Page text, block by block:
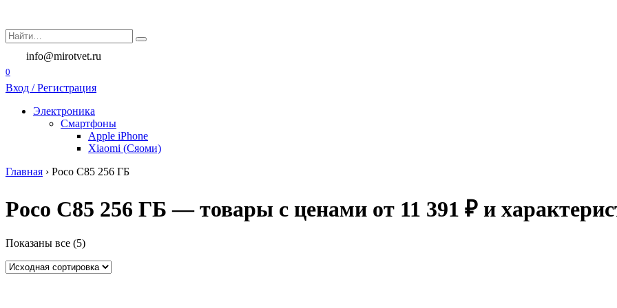
содержанию
Search
for:
info@mirotvet.ru
0
Вход / Регистрация
Электроника
Смартфоны
Apple iPhone
Xiaomi (Сяоми)
Главная › Poco C85 256 ГБ
Poco C85 256 ГБ — товары с ценами от 11 391 ₽ и
Показаны все (5)